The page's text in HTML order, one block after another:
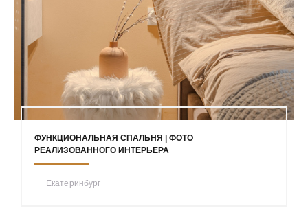
ФУНКЦИОНАЛЬНАЯ СПАЛЬНЯ | ФОТО
РЕАЛИЗОВАННОГО ИНТЕРЬЕРА
Екатеринбург